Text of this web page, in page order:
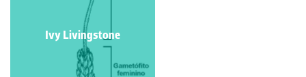
Ivy Livingstone
Ivy Livingstone